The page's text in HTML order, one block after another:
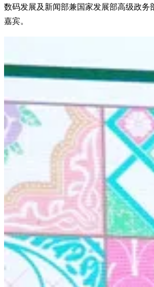
数码发展及新闻部兼国家发展部高级政务
嘉宾。